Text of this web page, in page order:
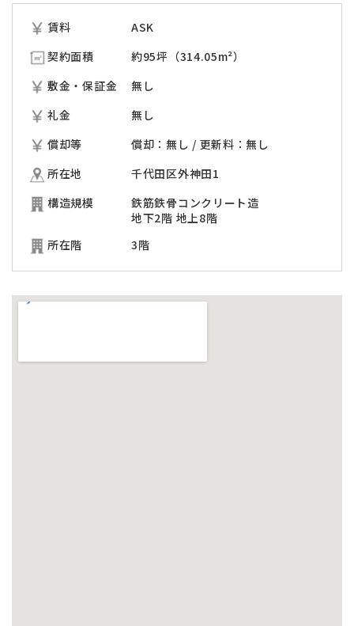
賃料
ASK
契約面積
約95坪（314.05m²）
敷金・保証金
無し
礼金
無し
償却等
償却：無し / 更新料：無し
所在地
千代田区外神田1
構造規模
鉄筋鉄骨コンクリート造
地下2階 地上8階
所在階
3階